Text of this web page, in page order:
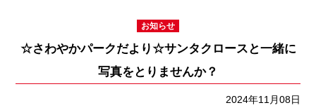
お知らせ
☆さわやかパークだより☆サンタクロースと一緒に
写真をとりませんか？
2024年11月08日